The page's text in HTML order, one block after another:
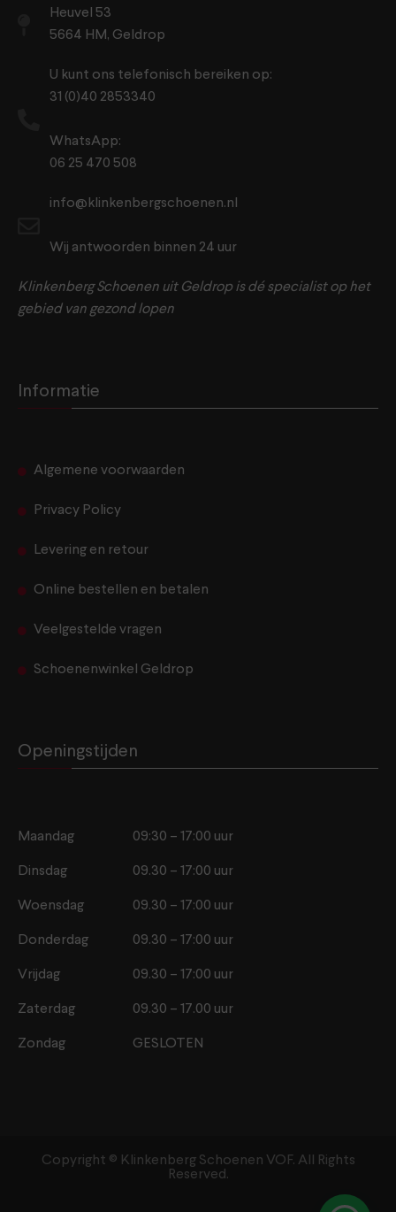
Heuvel 53
5664 HM, Geldrop
U kunt ons telefonisch bereiken op:
31 (0)40 2853340
WhatsApp:
06 25 470 508
info@klinkenbergschoenen.nl
Wij antwoorden binnen 24 uur
Klinkenberg Schoenen uit Geldrop is dé specialist op het
gebied van gezond lopen
Informatie
Algemene voorwaarden
Privacy Policy
Levering en retour
Online bestellen en betalen
Veelgestelde vragen
Schoenenwinkel Geldrop
Openingstijden
Maandag 09:30 – 17:00 uur
Dinsdag 09.30 – 17:00 uur
Woensdag 09.30 – 17:00 uur
Donderdag 09.30 – 17:00 uur
Vrijdag 09.30 – 17:00 uur
Zaterdag 09.30 – 17.00 uur
Zondag GESLOTEN
Copyright ©️ Klinkenberg Schoenen VOF. All Rights
Reserved.